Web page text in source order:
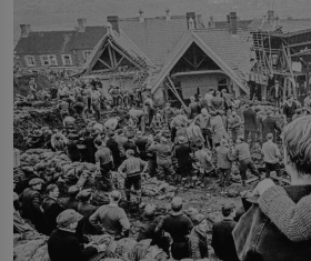
past na lidi v dějinách americké
Webster Mudgett (1861–1896)